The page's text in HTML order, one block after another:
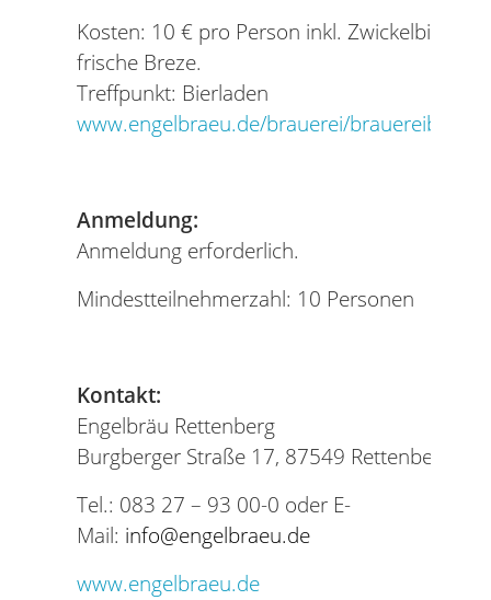
Kosten: 10 € pro Person inkl.
frische Breze.
Treffpunkt: Bierladen
www.engelbraeu.de/brauerei/
Anmeldung:
Anmeldung erforderlich.
Mindestteilnehmerzahl: 10 Personen
Kontakt:
Engelbräu Rettenberg
Burgberger Straße 17, 87549 Rettenberg /
Tel.: 083 27 – 93 00-0 oder E-
Mail: info@engelbraeu.de
www.engelbraeu.de